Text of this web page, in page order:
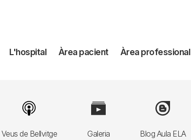
Navegación
L'hospital Àrea pacient Àrea professional
Veus de Bellvitge
Image
Galeria
Image
Blog Aula ELA
Image